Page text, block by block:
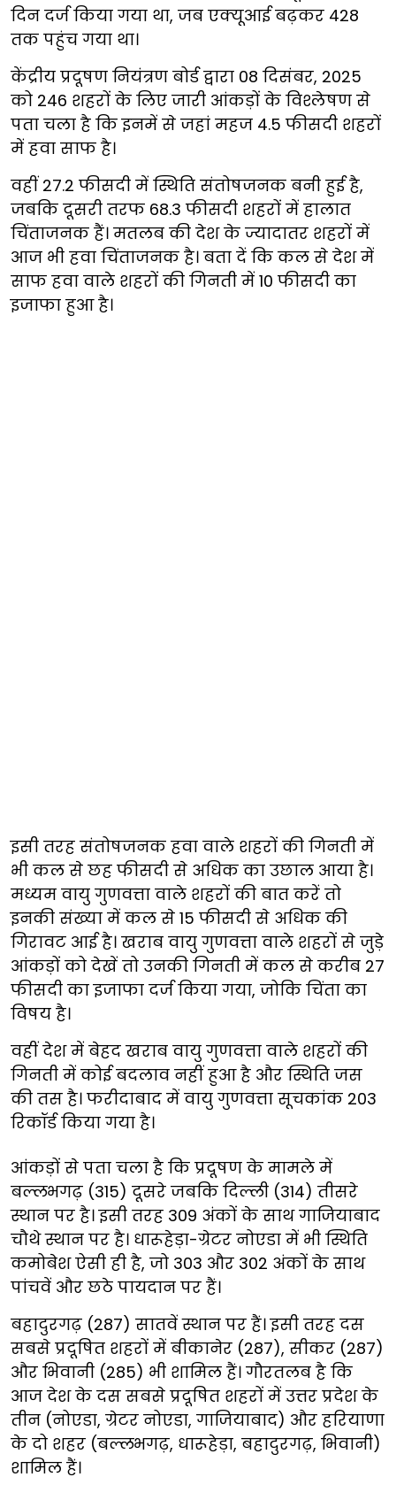
दिन दर्ज किया गया था, जब एक्यूआई बढ़कर 428
तक पहुंच गया था।
केंद्रीय प्रदूषण नियंत्रण बोर्ड द्वारा 08 दिसंबर, 2025
को 246 शहरों के लिए जारी आंकड़ों के विश्लेषण से
पता चला है कि इनमें से जहां महज 4.5 फीसदी शहरों
में हवा साफ है।
वहीं 27.2 फीसदी में स्थिति संतोषजनक बनी हुई है,
जबकि दूसरी तरफ 68.3 फीसदी शहरों में हालात
चिंताजनक हैं। मतलब की देश के ज्यादातर शहरों में
आज भी हवा चिंताजनक है। बता दें कि कल से देश में
साफ हवा वाले शहरों की गिनती में 10 फीसदी का
इजाफा हुआ है।
इसी तरह संतोषजनक हवा वाले शहरों की गिनती में
भी कल से छह फीसदी से अधिक का उछाल आया है।
मध्यम वायु गुणवत्ता वाले शहरों की बात करें तो
इनकी संख्या में कल से 15 फीसदी से अधिक की
गिरावट आई है। खराब वायु गुणवत्ता वाले शहरों से जुड़े
आंकड़ों को देखें तो उनकी गिनती में कल से करीब 27
फीसदी का इजाफा दर्ज किया गया, जोकि चिंता का
विषय है।
वहीं देश में बेहद खराब वायु गुणवत्ता वाले शहरों की
गिनती में कोई बदलाव नहीं हुआ है और स्थिति जस
की तस है। फरीदाबाद में वायु गुणवत्ता सूचकांक 203
रिकॉर्ड किया गया है।
आंकड़ों से पता चला है कि प्रदूषण के मामले में
बल्लभगढ़ (315) दूसरे जबकि दिल्ली (314) तीसरे
स्थान पर है। इसी तरह 309 अंकों के साथ गाजियाबाद
चौथे स्थान पर है। धारूहेड़ा-ग्रेटर नोएडा में भी स्थिति
कमोबेश ऐसी ही है, जो 303 और 302 अंकों के साथ
पांचवें और छठे पायदान पर हैं।
बहादुरगढ़ (287) सातवें स्थान पर हैं। इसी तरह दस
सबसे प्रदूषित शहरों में बीकानेर (287), सीकर (287)
और भिवानी (285) भी शामिल हैं। गौरतलब है कि
आज देश के दस सबसे प्रदूषित शहरों में उत्तर प्रदेश के
तीन (नोएडा, ग्रेटर नोएडा, गाजियाबाद) और हरियाणा
के दो शहर (बल्लभगढ़, धारूहेड़ा, बहादुरगढ़, भिवानी)
शामिल हैं।